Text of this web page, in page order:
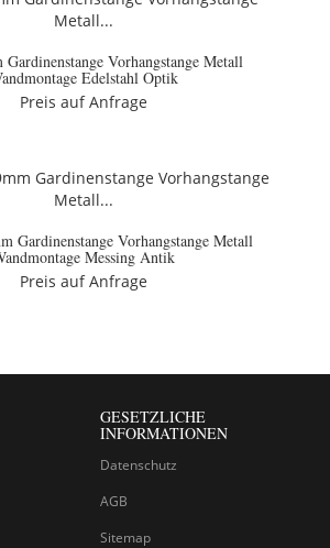
Gardinenstange Vorhangstange Metall
Edelstahl Optik
Preis auf Anfrage
Gardinenstange Vorhangstange Metall
Messing Antik
Preis auf Anfrage
GESETZLICHE
INFORMATIONEN
Datenschutz
AGB
Sitemap